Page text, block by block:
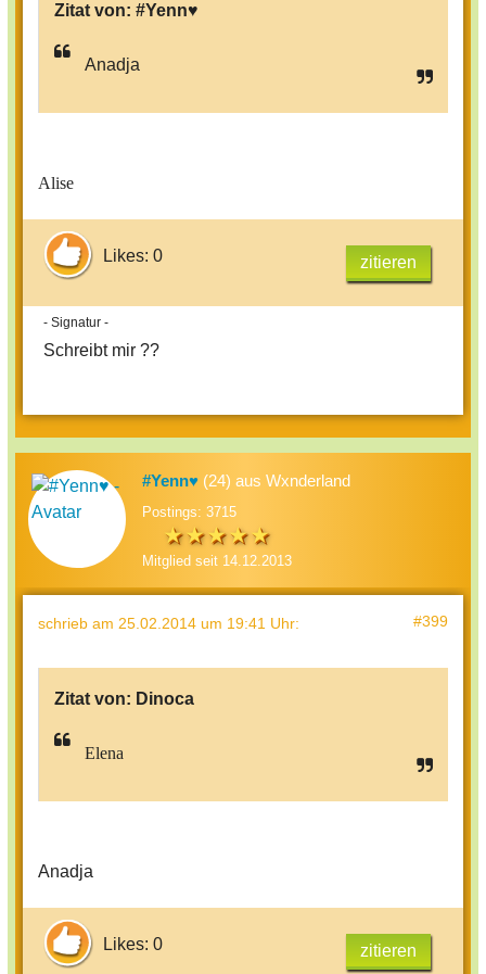
Zitat von: #Yenn♥
Anadja
Alise
Likes: 0 zitieren
- Signatur -
Schreibt mir ??
#Yenn♥ (24) aus Wxnderland
Postings: 3715
Mitglied seit 14.12.2013
schrieb am 25.02.2014 um 19:41 Uhr: #399
Zitat von: Dinoca
Elena
Anadja
Likes: 0 zitieren